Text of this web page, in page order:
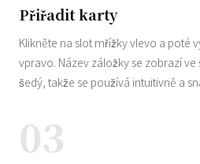
Přiřadit karty
Klikněte na slot mřížky vlevo a poté
vpravo. Název záložky se zobrazí
šedý, takže se používá intuitivně a
03